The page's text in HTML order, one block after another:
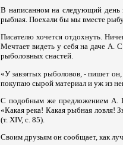
В написанном на следующий день
рыбная. Поехали бы мы вместе
Писателю хочется отдохнуть.
Мечтает видеть у себя на даче А.
рыболовных снастей.
«У завзятых рыболовов, - пишет
покупаю сырой материал и уж из
С подобным же предложением А.
«Какая река! Какая рыбная ловля!
(т. XIV, с. 85).
Своим друзьям он сообщает, как